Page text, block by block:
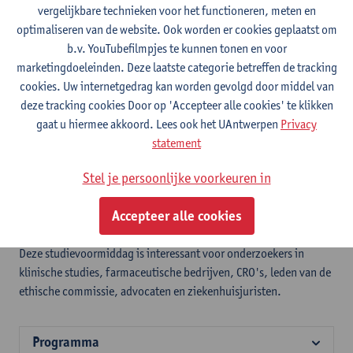
Wetenschappelijk Onderzoek
Op zaterdagvoormiddag 23 juni 2018 organiseert AHLEC een
studievoormiddag over wetenschappelijk onderzoek.
Aanleiding is de recente Europese en nationale regelgeving over
klinische proeven en over gegevensbescherming.
AHLEC wil met deze studievoormiddag inpikken op deze recente
wijzigingen en de impact ervan op het wetenschappelijk
onderzoek. Zij laat daarbij het woord aan verschillende actoren
binnen het werkveld: het ethisch comité, de CRO, een clinical
Deze studievoormiddag is interessant voor onderzoekers in
klinische studies, farmaceutische bedrijven, CRO's, leden van de
ethische commissie, advocaten en ziekenhuisjuristen.
Programma
vergelijkbare technieken voor het functioneren, meten en
optimaliseren van de website. Ook worden er cookies geplaatst om
b.v. YouTubefilmpjes te kunnen tonen en voor
marketingdoeleinden. Deze laatste categorie betreffen de tracking
cookies. Uw internetgedrag kan worden gevolgd door middel van
deze tracking cookies Door op 'Accepteer alle cookies' te klikken
gaat u hiermee akkoord. Lees ook het UAntwerpen Privacy
statement
Stel je persoonlijke voorkeuren in
Accepteer alle cookies